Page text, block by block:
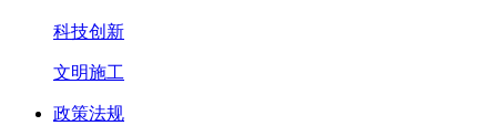
科技创新
文明施工
政策法规